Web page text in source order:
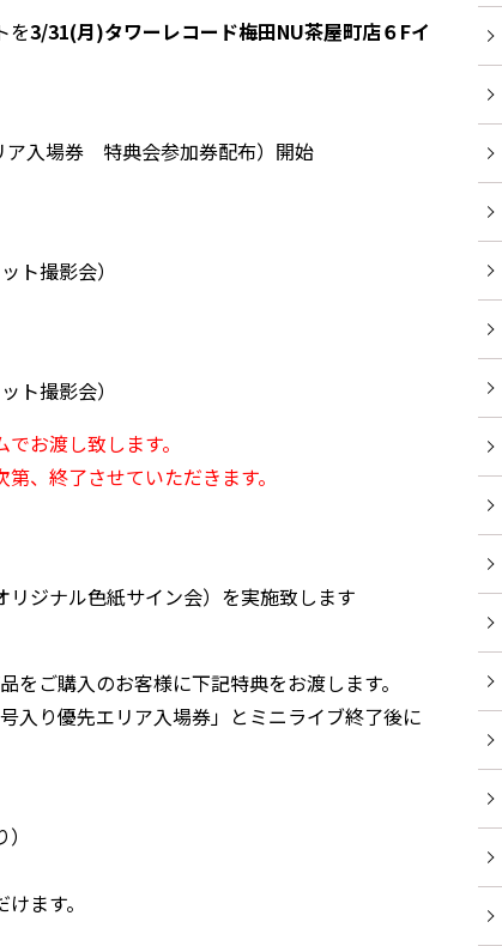
を3/31(月)タワーレコード梅田NU茶屋町店６Fイ
入場券 特典会参加券配布）開始
ト撮影会）
ト撮影会）
お渡し致します。
、終了させていただきます。
ジナル色紙サイン会）を実施致します
ご購入のお客様に下記特典をお渡します。
入り優先エリア入場券」とミニライブ終了後に
ます。